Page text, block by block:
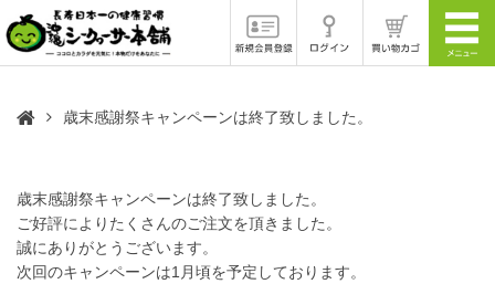
歳末感謝祭キャンペーンは終了致しました。
歳末感謝祭キャンペーンは終了致しました。
ご好評によりたくさんのご注文を頂きました。
誠にありがとうございます。
次回のキャンペーンは1月頃を予定しております。